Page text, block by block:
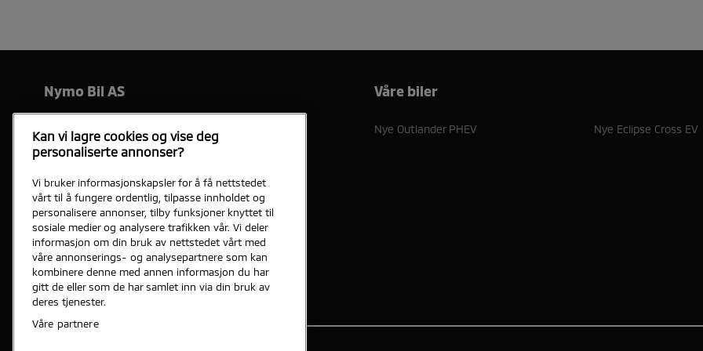
Nymo Bil AS
Telefon 75 50 79 00
Ansatte
Kart og adresse
Kontakt oss
Våre biler
Nye Outlander PHEV Nye Eclipse Cross EV
Kan vi lagre cookies og vise deg
personaliserte annonser?
Vi bruker informasjonskapsler for å få nettstedet
vårt til å fungere ordentlig, tilpasse innholdet og
personalisere annonser, tilby funksjoner knyttet til
sosiale medier og analysere trafikken vår. Vi deler
informasjon om din bruk av nettstedet vårt med
våre annonserings- og analysepartnere som kan
kombinere denne med annen informasjon du har
gitt de eller som de har samlet inn via din bruk av
deres tjenester.
Våre partnere